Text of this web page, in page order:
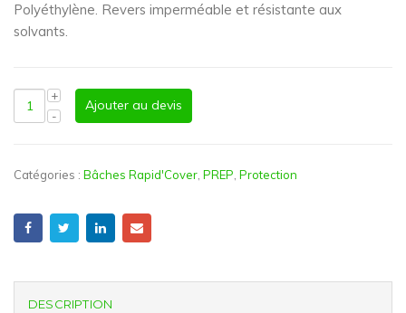
Polyéthylène. Revers imperméable et résistante aux
solvants.
Ajouter au devis
Catégories : Bâches Rapid'Cover, PREP, Protection
DESCRIPTION